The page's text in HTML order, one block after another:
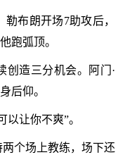
布朗开场7助攻后，
跑弧顶。
创造三分机会。阿门·
后仰。
让你不爽”。
个场上教练，场下还